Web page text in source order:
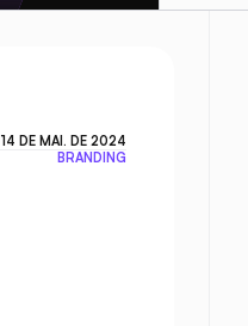
14 DE MAI. DE 2024
BRANDING